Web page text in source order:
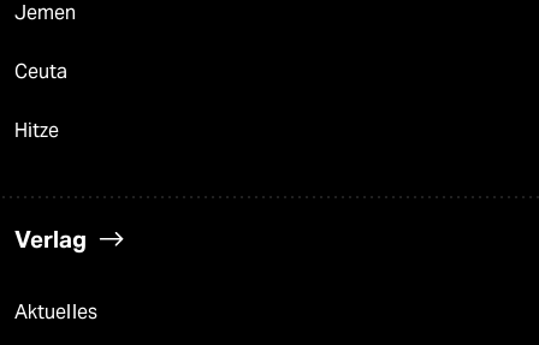
Jemen
Ceuta
Hitze
Verlag
Aktuelles